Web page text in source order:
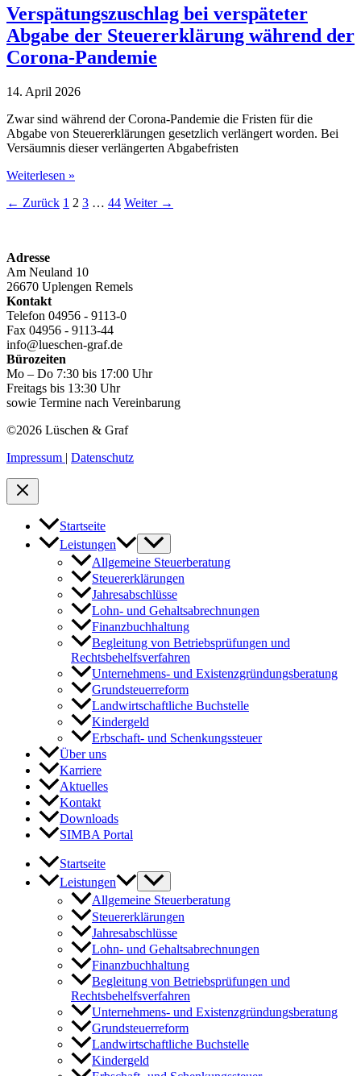
die
Grunderwerbsteuer
bei
Verpflichtung
zur
eines
Verspätungszuschlag bei verspäteter
Abgabe der Steuererklärung während der
Corona-Pandemie
14. April 2026
Zwar sind während der Corona-Pandemie die Fristen für die
Abgabe von Steuererklärungen gesetzlich verlängert worden. Bei
Versäumnis dieser verlängerten Abgabefristen
Verspätungszuschlag
verspäteter
während
der
Corona-
Pandemie
Weiterlesen »
← Zurück 1 2 3 … 44 Weiter →
Adresse
Am Neuland 10
26670 Uplengen Remels
Kontakt
Telefon 04956 - 9113-0
Fax 04956 - 9113-44
info@lueschen-graf.de
Bürozeiten
Mo – Do 7:30 bis 17:00 Uhr
Freitags bis 13:30 Uhr
sowie Termine nach Vereinbarung
©2026 Lüschen & Graf
Impressum | Datenschutz
Startseite
Leistungen
Allgemeine Steuerberatung
Steuererklärungen
Jahresabschlüsse
Lohn- und Gehaltsabrechnungen
Finanzbuchhaltung
Begleitung von Betriebsprüfungen und
Rechtsbehelfsverfahren
Unternehmens- und Existenzgründungsberatung
Grundsteuerreform
Landwirtschaftliche Buchstelle
Kindergeld
Erbschaft- und Schenkungssteuer
Über uns
Karriere
Aktuelles
Kontakt
Downloads
SIMBA Portal
Startseite
Leistungen
Allgemeine Steuerberatung
Steuererklärungen
Jahresabschlüsse
Lohn- und Gehaltsabrechnungen
Finanzbuchhaltung
Begleitung von Betriebsprüfungen und
Rechtsbehelfsverfahren
Unternehmens- und Existenzgründungsberatung
Grundsteuerreform
Landwirtschaftliche Buchstelle
Kindergeld